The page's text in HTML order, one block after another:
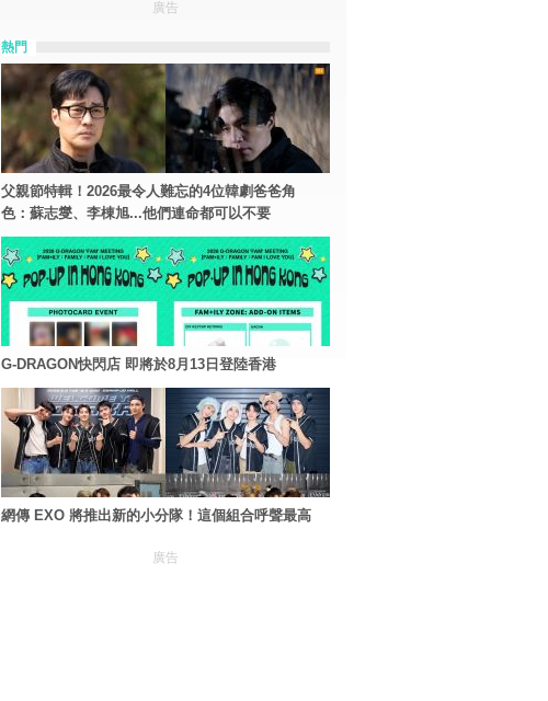
廣告
熱門
父親節特輯！2026最令人難忘的4位韓劇爸爸角
色：蘇志燮、李棟旭...他們連命都可以不要
G-DRAGON快閃店 即將於8月13日登陸香港
網傳 EXO 將推出新的小分隊！這個組合呼聲最高
廣告